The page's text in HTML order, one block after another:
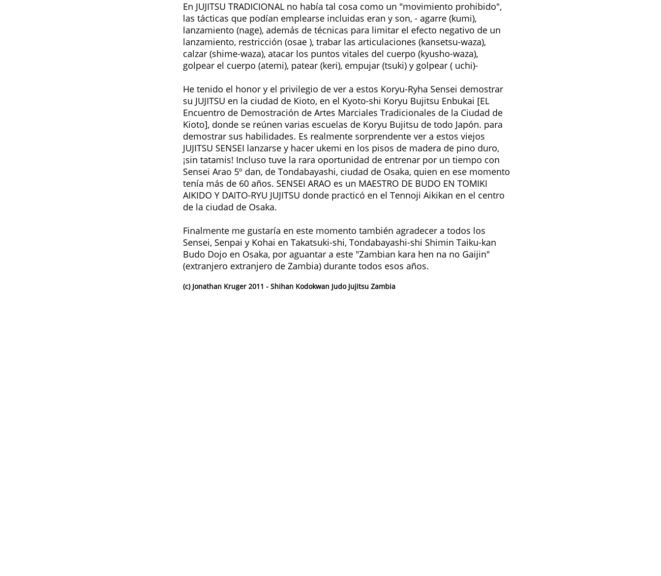
En JUJITSU TRADICIONAL no había tal cosa como un "movimiento prohibido",
las tácticas que podían emplearse incluidas eran y son, - agarre (kumi),
lanzamiento (nage), además de técnicas para limitar el efecto negativo de un
lanzamiento, restricción (osae ), trabar las articulaciones (kansetsu-waza),
calzar (shime-waza), atacar los puntos vitales del cuerpo (kyusho-waza),
golpear el cuerpo (atemi), patear (keri), empujar (tsuki) y golpear ( uchi)-
He tenido el honor y el privilegio de ver a estos Koryu-Ryha Sensei demostrar
su JUJITSU en la ciudad de Kioto, en el Kyoto-shi Koryu Bujitsu Enbukai [EL
Encuentro de Demostración de Artes Marciales Tradicionales de la Ciudad de
Kioto], donde se reúnen varias escuelas de Koryu Bujitsu de todo Japón. para
demostrar sus habilidades. Es realmente sorprendente ver a estos viejos
JUJITSU SENSEI lanzarse y hacer ukemi en los pisos de madera de pino duro,
¡sin tatamis! Incluso tuve la rara oportunidad de entrenar por un tiempo con
Sensei Arao 5º dan, de Tondabayashi, ciudad de Osaka, quien en ese momento
tenía más de 60 años. SENSEI ARAO es un MAESTRO DE BUDO EN TOMIKI
AIKIDO Y DAITO-RYU JUJITSU donde practicó en el Tennoji Aikikan en el centro
de la ciudad de Osaka.
Finalmente me gustaría en este momento también agradecer a todos los
Sensei, Senpai y Kohai en Takatsuki-shi, Tondabayashi-shi Shimin Taiku-kan
Budo Dojo en Osaka, por aguantar a este "Zambian kara hen na no Gaijin"
(extranjero extranjero de Zambia) durante todos esos años.
(c) Jonathan Kruger 2011 - Shihan Kodokwan Judo Jujitsu Zambia